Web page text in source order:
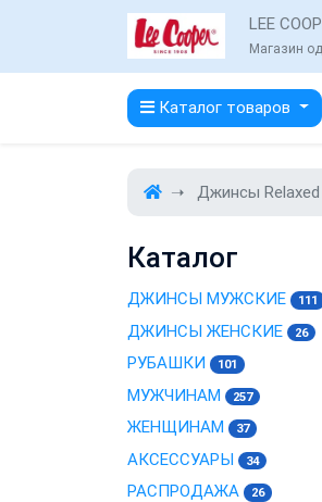
LEE
Магазин
Каталог товаров
Джинсы Relaxed
Каталог
ДЖИНСЫ МУЖСКИЕ 111
ДЖИНСЫ ЖЕНСКИЕ 26
РУБАШКИ 101
МУЖЧИНАМ 257
ЖЕНЩИНАМ 37
АКСЕССУАРЫ 34
РАСПРОДАЖА 26